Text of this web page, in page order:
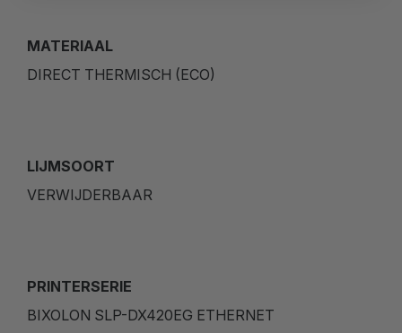
MATERIAAL
DIRECT THERMISCH (ECO)
LIJMSOORT
VERWIJDERBAAR
PRINTERSERIE
BIXOLON SLP-DX420EG ETHERNET